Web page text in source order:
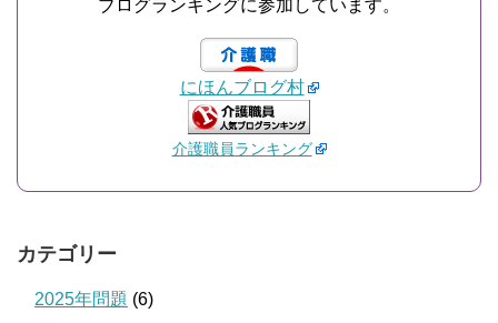
ブログランキングに参加しています。
にほんブログ村
介護職員ランキング
カテゴリー
2025年問題 (6)